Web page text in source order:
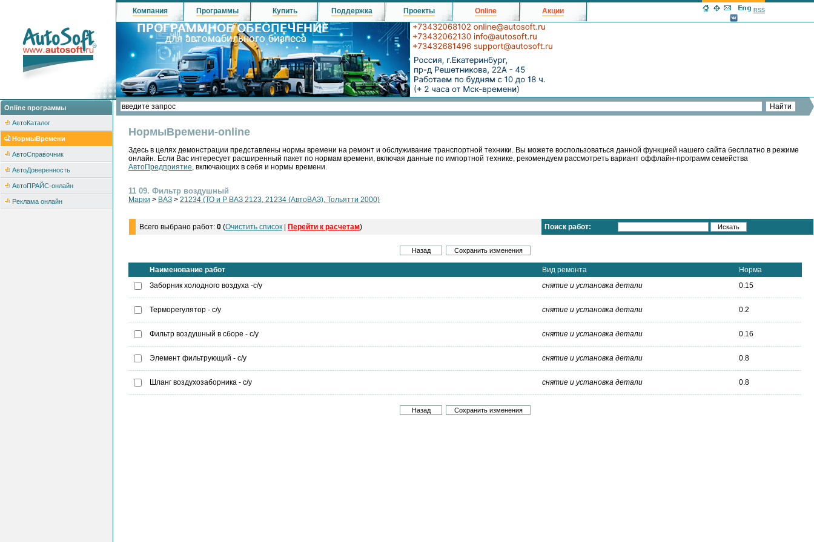
Online программы
АвтоКаталог
НормыВремени
АвтоСправочник
АвтоДоверенность
АвтоПРАЙС-онлайн
Реклама онлайн
Компания Программы Купить Поддержка Проекты Online Акции RSS
НормыВремени-online
Здесь в целях демонстрации представлены нормы времени на ремонт и обслуживание транспортной техники. Вы можете воспользоваться данной функцией нашего сайта бесплатно в режиме
онлайн. Если Вас интересует расширенный пакет по нормам времени, включая данные по импортной технике, рекомендуем рассмотреть вариант оффлайн-программ семейства
АвтоПредприятие, включающих в себя и нормы времени.
11 09. Фильтр воздушный
Марки > ВАЗ > 21234 (ТО и Р ВАЗ 2123, 21234 (АвтоВАЗ), Тольятти 2000)
Всего выбрано работ: 0 (Очистить список | Перейти к расчетам) Поиск работ:
Наименование работ Вид ремонта
Норма
Заборник холодного воздуха -с/у
снятие и установка детали 0.15
Терморегулятор - с/у снятие и установка детали 0.2
Фильтр воздушный в сборе - с/у снятие и установка детали 0.16
Элемент фильтрующий - с/у снятие и установка детали 0.8
Шланг воздухозаборника - с/у снятие и установка детали 0.8